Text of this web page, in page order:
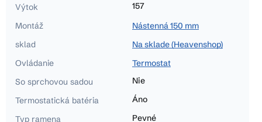
Výtok
157
Montáž
Nástenná 150 mm
sklad
Na sklade (Heavenshop)
Ovládanie
Termostat
So sprchovou sadou
Nie
Termostatická batéria
Áno
Typ ramena
Pevné